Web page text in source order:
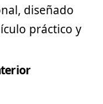
diseñado
práctico y